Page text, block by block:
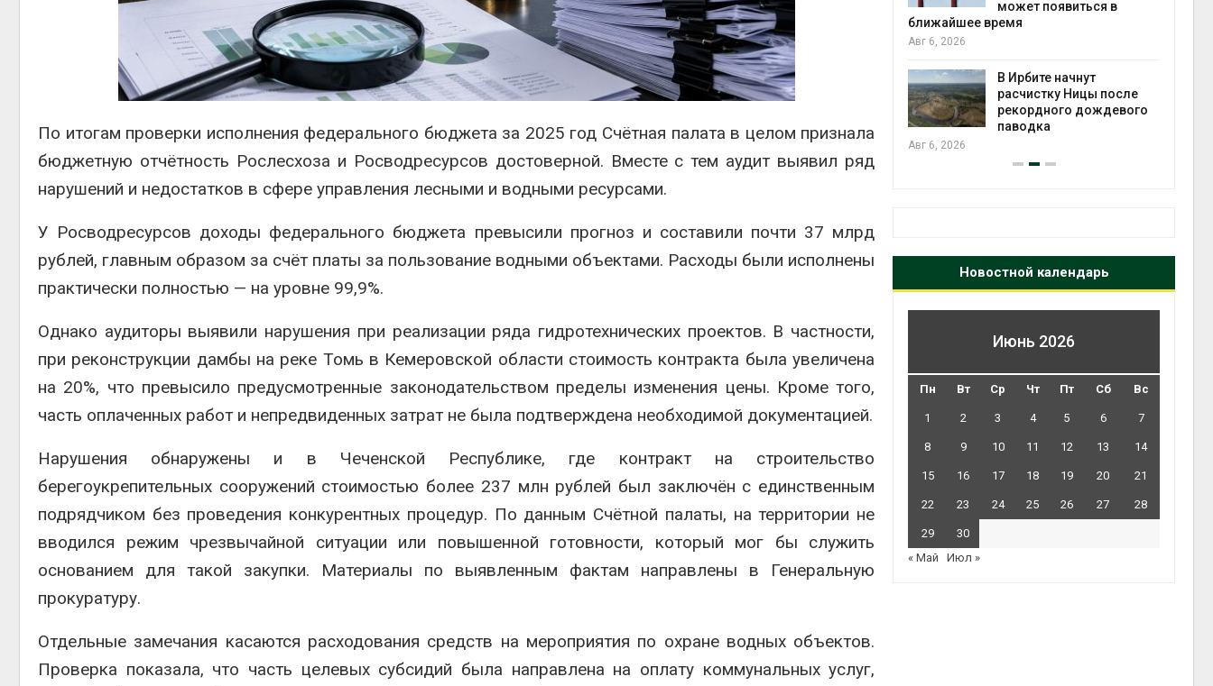
По итогам проверки исполнения федерального бюджета за 2025 год Счётная палата в целом признала
бюджетную отчётность Рослесхоза и Росводресурсов достоверной. Вместе с тем аудит выявил ряд
нарушений и недостатков в сфере управления лесными и водными ресурсами.
У Росводресурсов доходы федерального бюджета превысили прогноз и составили почти 37 млрд
рублей, главным образом за счёт платы за пользование водными объектами. Расходы были исполнены
практически полностью — на уровне 99,9%.
Однако аудиторы выявили нарушения при реализации ряда гидротехнических проектов. В частности,
при реконструкции дамбы на реке Томь в Кемеровской области стоимость контракта была увеличена
на 20%, что превысило предусмотренные законодательством пределы изменения цены. Кроме того,
часть оплаченных работ и непредвиденных затрат не была подтверждена необходимой документацией.
Нарушения обнаружены и в Чеченской Республике, где контракт на строительство
берегоукрепительных сооружений стоимостью более 237 млн рублей был заключён с единственным
подрядчиком без проведения конкурентных процедур. По данным Счётной палаты, на территории не
вводился режим чрезвычайной ситуации или повышенной готовности, который мог бы служить
основанием для такой закупки. Материалы по выявленным фактам направлены в Генеральную
прокуратуру.
Отдельные замечания касаются расходования средств на мероприятия по охране водных объектов.
Проверка показала, что часть целевых субсидий была направлена на оплату коммунальных услуг,
Авг 5, 2026
Суд запретил
использовать
крокодилов для охраны
израильской тюрьмы
сентябре
Авг 6, 2026
Европа теряет всё
больше лесной
биомассы из-за засух,
Авг 6, 2026
может появиться в
ближайшее время
Авг 6, 2026
В Ирбите начнут
расчистку Ницы после
рекордного дождевого
паводка
Авг 6, 2026
Новостной календарь
Июнь 2026
Пн Вт Ср Чт Пт Сб Вс
1 2 3 4 5 6 7
8 9 10 11 12 13 14
15 16 17 18 19 20 21
22 23 24 25 26 27 28
29
30
« Май
Июл »